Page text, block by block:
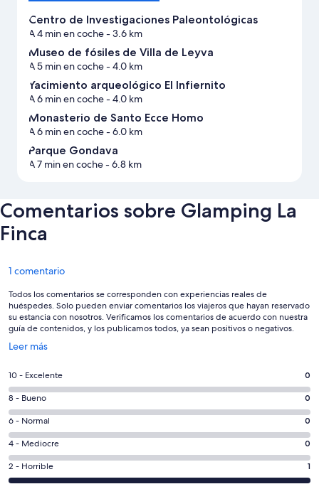
Centro de Investigaciones Paleontológicas
A 4 min en coche- 3.6 km
Museo de fósiles de Villa de Leyva
A 5 min en coche- 4.0 km
Yacimiento arqueológico El Infiernito
A 6 min en coche- 4.0 km
Monasterio de Santo Ecce Homo
A 6 min en coche- 6.0 km
Parque Gondava
A 7 min en coche- 6.8 km
Comentarios sobre Glamping La
Finca
Comentarios
1 comentario
Todos los comentarios se corresponden con experiencias reales de
huéspedes. Solo pueden enviar comentarios los viajeros que hayan reservado
su estancia con nosotros. Verificamos los comentarios de acuerdo con nuestra
guía de contenidos, y los publicamos todos, ya sean positivos o negativos.
Leer más
Se
en
una
ventana
nueva
0
comentarios
de
un
total
de
1
con
10 - Excelente 0
0
comentarios
de
un
total
de
8 - Bueno 0
0
comentarios
de
un
total
6 - Normal 0
0
comentarios
de
4 - Mediocre 0
1
comentarios
2 - Horrible 1